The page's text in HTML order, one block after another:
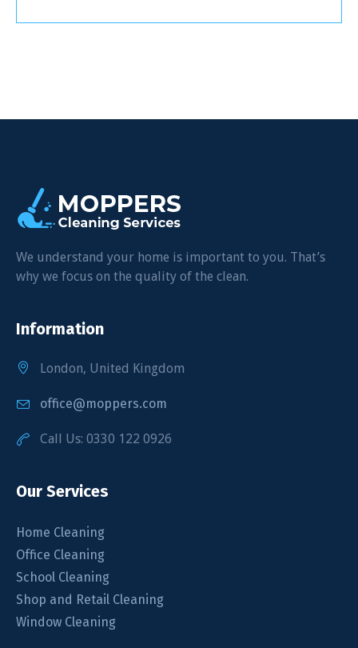
We understand your home is important to you. That’s
why we focus on the quality of the clean.
Information
London, United Kingdom
office@moppers.com
Call Us: 0330 122 0926
Our Services
Home Cleaning
Office Cleaning
School Cleaning
Shop and Retail Cleaning
Window Cleaning